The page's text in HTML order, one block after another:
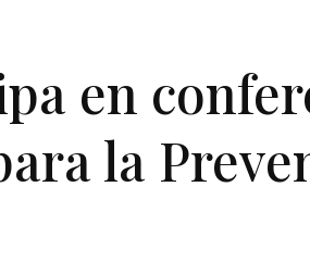
en
la